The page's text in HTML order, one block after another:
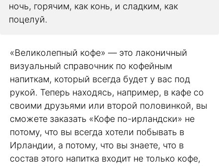
ночь, горячим, как конь, и сладким, как
поцелуй.
«Великолепный кофе» — это лаконичный
визуальный справочник по кофейным
напиткам, который всегда будет у вас под
рукой. Теперь находясь, например, в кафе со
своими друзьями или второй половинкой, вы
сможете заказать «Кофе по-ирландски» не
потому, что вы всегда хотели побывать в
Ирландии, а потому, что вы знаете, что в
состав этого напитка входит не только кофе,